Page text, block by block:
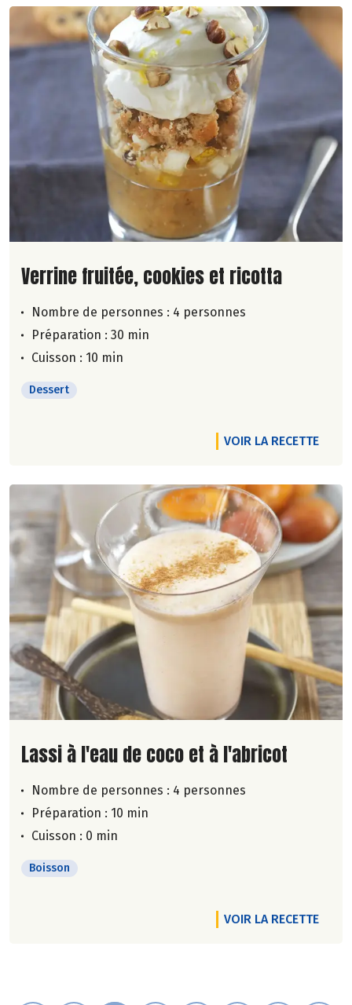
Lire la suite de la recette
Verrine fruitée, cookies et ricotta
Nombre de personnes : 4 personnes
Préparation : 30 min
Cuisson : 10 min
Dessert
VOIR LA RECETTE
Lire la suite de la recette
Lassi à l'eau de coco et à l'abricot
Nombre de personnes : 4 personnes
Préparation : 10 min
Cuisson : 0 min
Boisson
VOIR LA RECETTE